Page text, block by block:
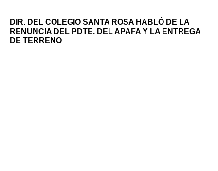
DIR. DEL COLEGIO SANTA ROSA HABLÓ DE LA
RENUNCIA DEL PDTE. DEL APAFA Y LA ENTREGA
DE TERRENO